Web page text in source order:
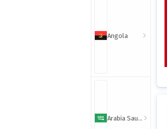
Angola
Arabia Saudyjska